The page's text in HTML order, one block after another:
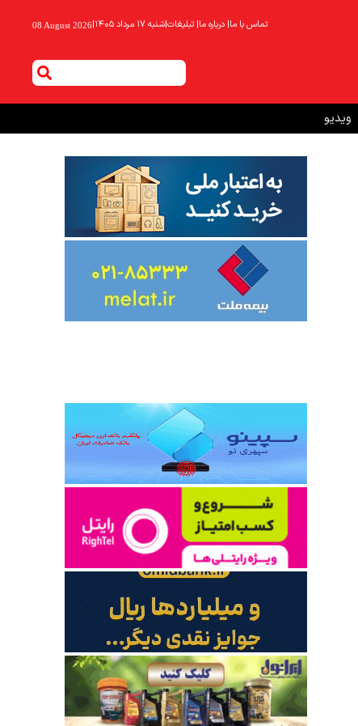
تماس با ما| درباره ما| تبلیغات|شنبه ۱۷ مرداد ۱۴۰۵ |
08 August 2026
ویدیو